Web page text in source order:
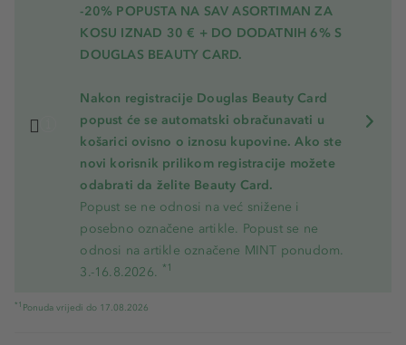
-20% POPUSTA NA SAV ASORTIMAN ZA
KOSU IZNAD 30 € + DO DODATNIH 6% S
DOUGLAS BEAUTY CARD.
Nakon registracije Douglas Beauty Card
popust će se automatski obračunavati u
košarici ovisno o iznosu kupovine. Ako ste
novi korisnik prilikom registracije možete
odabrati da želite Beauty Card.
Popust se ne odnosi na već snižene i
posebno označene artikle. Popust se ne
odnosi na artikle označene MINT ponudom.
3.-16.8.2026. *1
*1 Ponuda vrijedi do 17.08.2026